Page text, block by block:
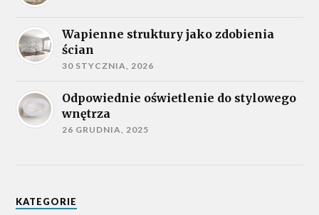
Wapienne struktury jako zdobienia
ścian
30 STYCZNIA, 2026
Odpowiednie oświetlenie do stylowego
wnętrza
26 GRUDNIA, 2025
KATEGORIE